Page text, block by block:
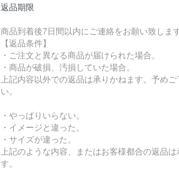
返品期限
商品到着後7日間以内にご連絡をお願い致します
【返品条件】
・ご注文と異なる商品が届けられた場合。
・商品が破損、汚損していた場合。
上記内容以外での返品は承りかねます。予めご
い。
・やっぱりいらない。
・イメージと違った。
・サイズが違った。
上記のような内容、またはお客様都合の返品は
す。